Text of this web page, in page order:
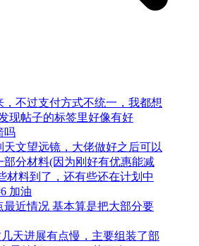
，不过支付方式不统一，我都想
现帖子的标签里好像有好
吗
天文望远镜，大佬做好之后可以
部分材料(因为刚好有优惠能减
材料到了，还有些还在计划中
加油
最近情况 基本算是把大部分要
天进展有点慢，主要组装了部